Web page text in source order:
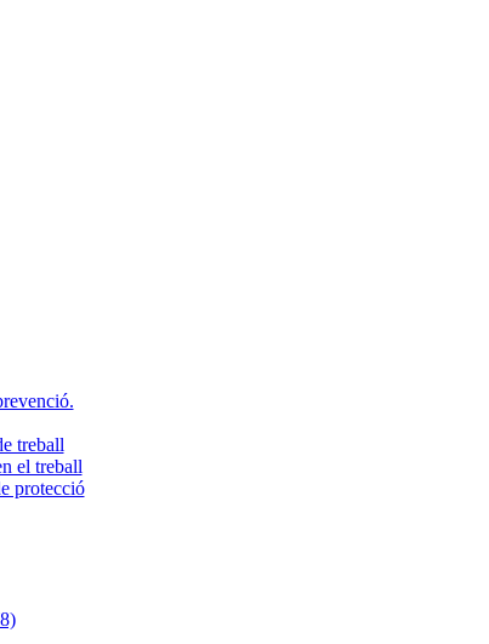
treball
el treball
protecció